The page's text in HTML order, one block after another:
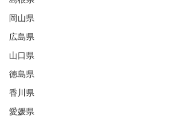
岡山県
広島県
山口県
徳島県
香川県
愛媛県